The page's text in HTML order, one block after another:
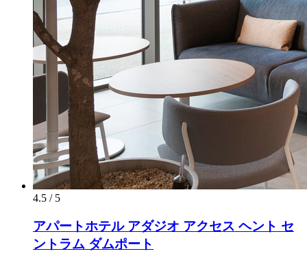
4.5 / 5
アパートホテル アダジオ アクセス ヘント セ
ントラム ダムポート